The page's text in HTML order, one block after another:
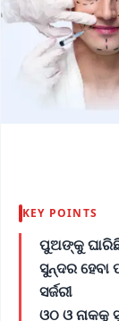
KEY POINTS
ପୁଅଙ୍କୁ ଘାରିଛି
ସୁନ୍ଦର
ସର୍ଜରୀ
ଓଠ ଓ ନାକକୁ